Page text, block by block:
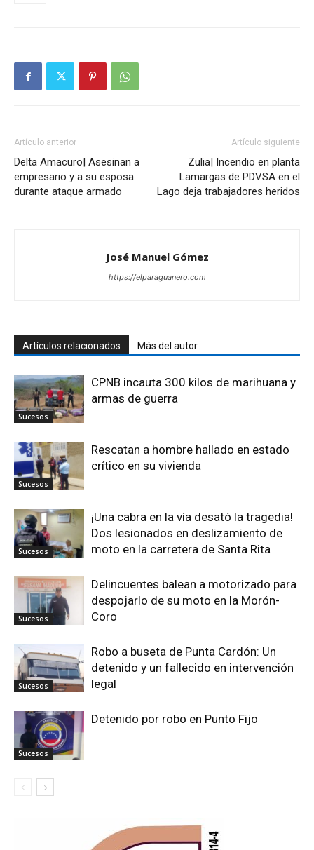
Artículo anterior
Delta Amacuro| Asesinan a
empresario y a su esposa
durante ataque armado
Artículo siguiente
Zulia| Incendio en planta
Lamargas de PDVSA en el
Lago deja trabajadores heridos
José Manuel Gómez
https://elparaguanero.com
Artículos relacionados Más del autor
Sucesos
CPNB incauta 300 kilos de marihuana y
armas de guerra
Sucesos
Rescatan a hombre hallado en estado
crítico en su vivienda
Sucesos
¡Una cabra en la vía desató la tragedia!
Dos lesionados en deslizamiento de
moto en la carretera de Santa Rita
Sucesos
Delincuentes balean a motorizado para
despojarlo de su moto en la Morón-
Coro
Sucesos
Robo a buseta de Punta Cardón: Un
detenido y un fallecido en intervención
legal
Sucesos
Detenido por robo en Punto Fijo